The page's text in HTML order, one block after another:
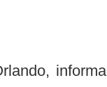
informa